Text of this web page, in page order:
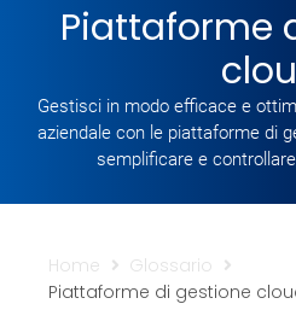
VPS
Server
Piattaforme
Gestisci in modo efficace e
aziendale con le piattaforme di
semplificare e
Home
Glossario
Piattaforme di gestione